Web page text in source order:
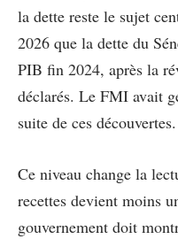
la dette reste le sujet
2026 que la dette du
PIB fin 2024, après la
déclarés. Le FMI avait
suite de ces découvertes.
Ce niveau change la
recettes devient moins
gouvernement doit